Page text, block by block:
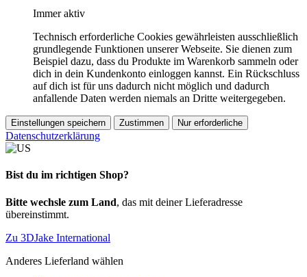
Immer aktiv
Technisch erforderliche Cookies gewährleisten ausschließlich
grundlegende Funktionen unserer Webseite. Sie dienen zum
Beispiel dazu, dass du Produkte im Warenkorb sammeln oder
dich in dein Kundenkonto einloggen kannst. Ein Rückschluss
auf dich ist für uns dadurch nicht möglich und dadurch
anfallende Daten werden niemals an Dritte weitergegeben.
Einstellungen speichern Zustimmen Nur erforderliche
Datenschutzerklärung
Bist du im richtigen Shop?
Bitte wechsle zum Land, das mit deiner Lieferadresse
übereinstimmt.
Zu 3DJake International
Anderes Lieferland wählen